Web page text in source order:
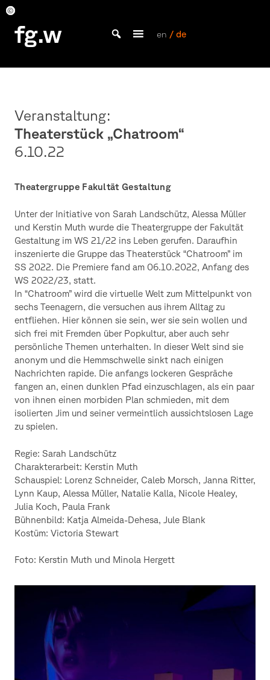
Skip
content
fg.w
Bachelor Kommunikationsdesign und Master Design & Information studieren
en / de
Veranstaltung:
Theaterstück „Chatroom“
6.10.22
Theatergruppe Fakultät Gestaltung
Unter der Initiative von Sarah Landschütz, Alessa Müller
und Kerstin Muth wurde die Theatergruppe der Fakultät
Gestaltung im WS 21/22 ins Leben gerufen. Daraufhin
inszenierte die Gruppe das Theaterstück “Chatroom” im
SS 2022. Die Premiere fand am 06.10.2022, Anfang des
WS 2022/23, statt.
In “Chatroom” wird die virtuelle Welt zum Mittelpunkt von
sechs Teenagern, die versuchen aus ihrem Alltag zu
entfliehen. Hier können sie sein, wer sie sein wollen und
sich frei mit Fremden über Popkultur, aber auch sehr
persönliche Themen unterhalten. In dieser Welt sind sie
anonym und die Hemmschwelle sinkt nach einigen
Nachrichten rapide. Die anfangs lockeren Gespräche
fangen an, einen dunklen Pfad einzuschlagen, als ein paar
von ihnen einen morbiden Plan schmieden, mit dem
isolierten Jim und seiner vermeintlich aussichtslosen Lage
zu spielen.
Regie: Sarah Landschütz
Charakterarbeit: Kerstin Muth
Schauspiel: Lorenz Schneider, Caleb Morsch, Janna Ritter,
Lynn Kaup, Alessa Müller, Natalie Kalla, Nicole Healey,
Julia Koch, Paula Frank
Bühnenbild: Katja Almeida-Dehesa, Jule Blank
Kostüm: Victoria Stewart
Foto: Kerstin Muth und Minola Hergett